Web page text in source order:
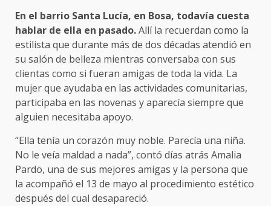
En el barrio Santa Lucía, en Bosa, todavía cuesta
hablar de ella en pasado.Allí la recuerdan como la
estilista que durante más de dos décadas atendió en
su salón de belleza mientras conversaba con sus
clientas como si fueran amigas de toda la vida. La
mujer que ayudaba en las actividades comunitarias,
participaba en las novenas y aparecía siempre que
alguien necesitaba apoyo.
“Ella tenía un corazón muy noble. Parecía una niña.
No le veía maldad a nada”, contó días atrás Amalia
Pardo, una de sus mejores amigas y la persona que
la acompañó el 13 de mayo al procedimiento estético
después del cual desapareció.